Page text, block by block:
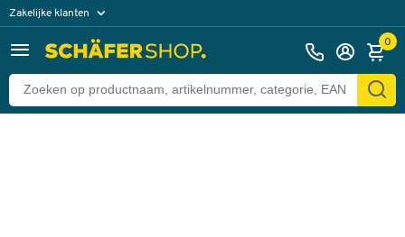
Zakelijke klanten
Particuliere klanten 0
Terug